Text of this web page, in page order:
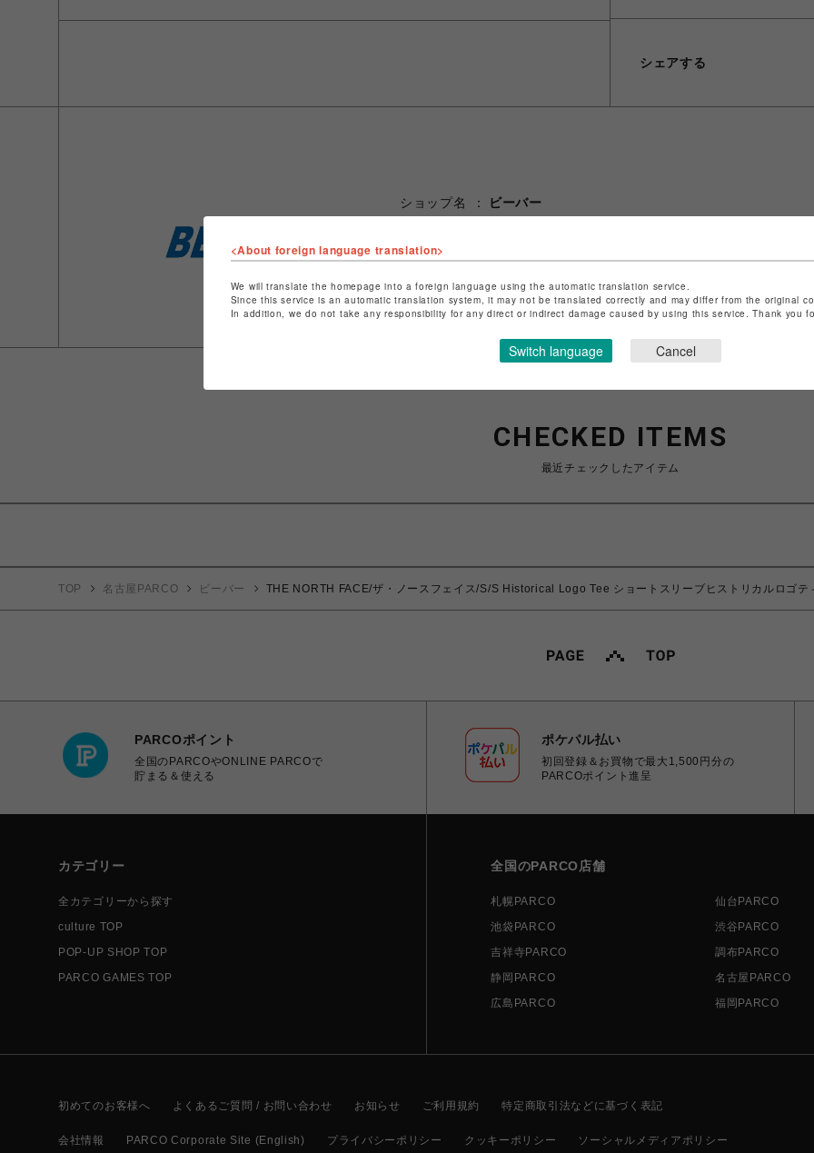
シェアする
ショップ名
ビーバー
特定商取引法など法令に基づく表記はこちら
ショップお問い合わせは こちら
CHECKED ITEMS
最近チェックしたアイテム
TOP 名古屋PARCO ビーバー THE NORTH FACE/ザ・ノースフェイス/S/S Historical Logo Tee ショートスリーブヒストリカルロゴテ
PARCOポイント
全国のPARCOやONLINE PARCOで
貯まる＆使える
ポケパル払い
初回登録＆お買物で最大1,500円分の
PARCOポイント進呈
カテゴリー
全カテゴリーから探す
culture TOP
POP-UP SHOP TOP
PARCO GAMES TOP
全国のPARCO店舗
札幌PARCO 仙台PARCO
池袋PARCO
渋谷PARCO
吉祥寺PARCO
調布PARCO
静岡PARCO
名古屋PARCO
広島PARCO
福岡PARCO
初めてのお客様へ よくあるご質問 / お問い合わせ お知らせ ご利用規約 特定商取引法などに基づく表記
会社情報 PARCO Corporate Site (English) プライバシーポリシー クッキーポリシー ソーシャルメディアポリシー
<About foreign language translation>
We will translate the homepage into a foreign language using the automatic translation service.
Since this service is an automatic translation system, it may not be translated correctly and may differ from the original
In addition, we do not take any responsibility for any direct or indirect damage caused by using this service. Thank you
Switch language Cancel